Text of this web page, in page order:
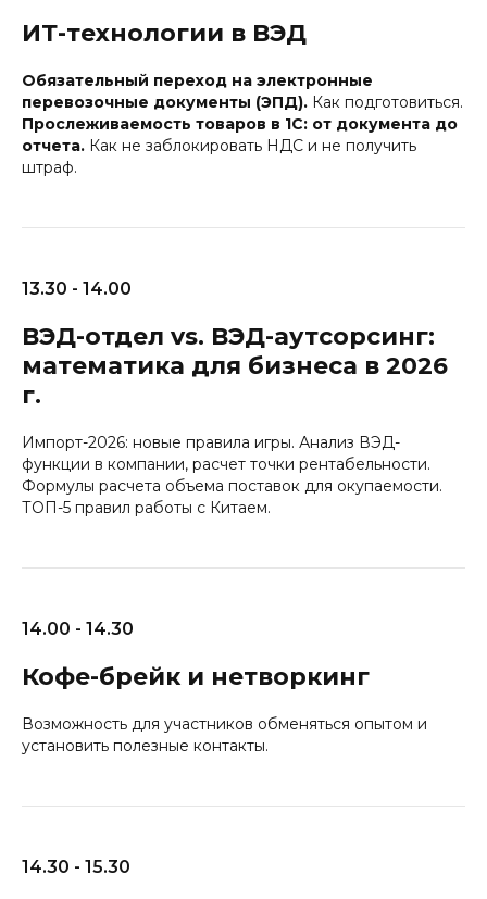
ИТ-технологии в ВЭД
Обязательный переход на электронные
перевозочные документы (ЭПД). Как подготовиться.
Прослеживаемость товаров в 1С: от документа до
отчета. Как не заблокировать НДС и не получить
штраф.
13.30 - 14.00
ВЭД-отдел vs. ВЭД-аутсорсинг:
математика для бизнеса в 2026
г.
Импорт-2026: новые правила игры. Анализ ВЭД-
функции в компании, расчет точки рентабельности.
Формулы расчета объема поставок для окупаемости.
ТОП-5 правил работы с Китаем.
14.00 - 14.30
Кофе-брейк и нетворкинг
Возможность для участников обменяться опытом и
установить полезные контакты.
14.30 - 15.30